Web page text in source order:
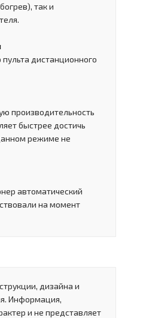
так и
дистанционного
производительность
быстрее достичь
режиме не
автоматический
на момент
дизайна и
Информация,
и не представляет